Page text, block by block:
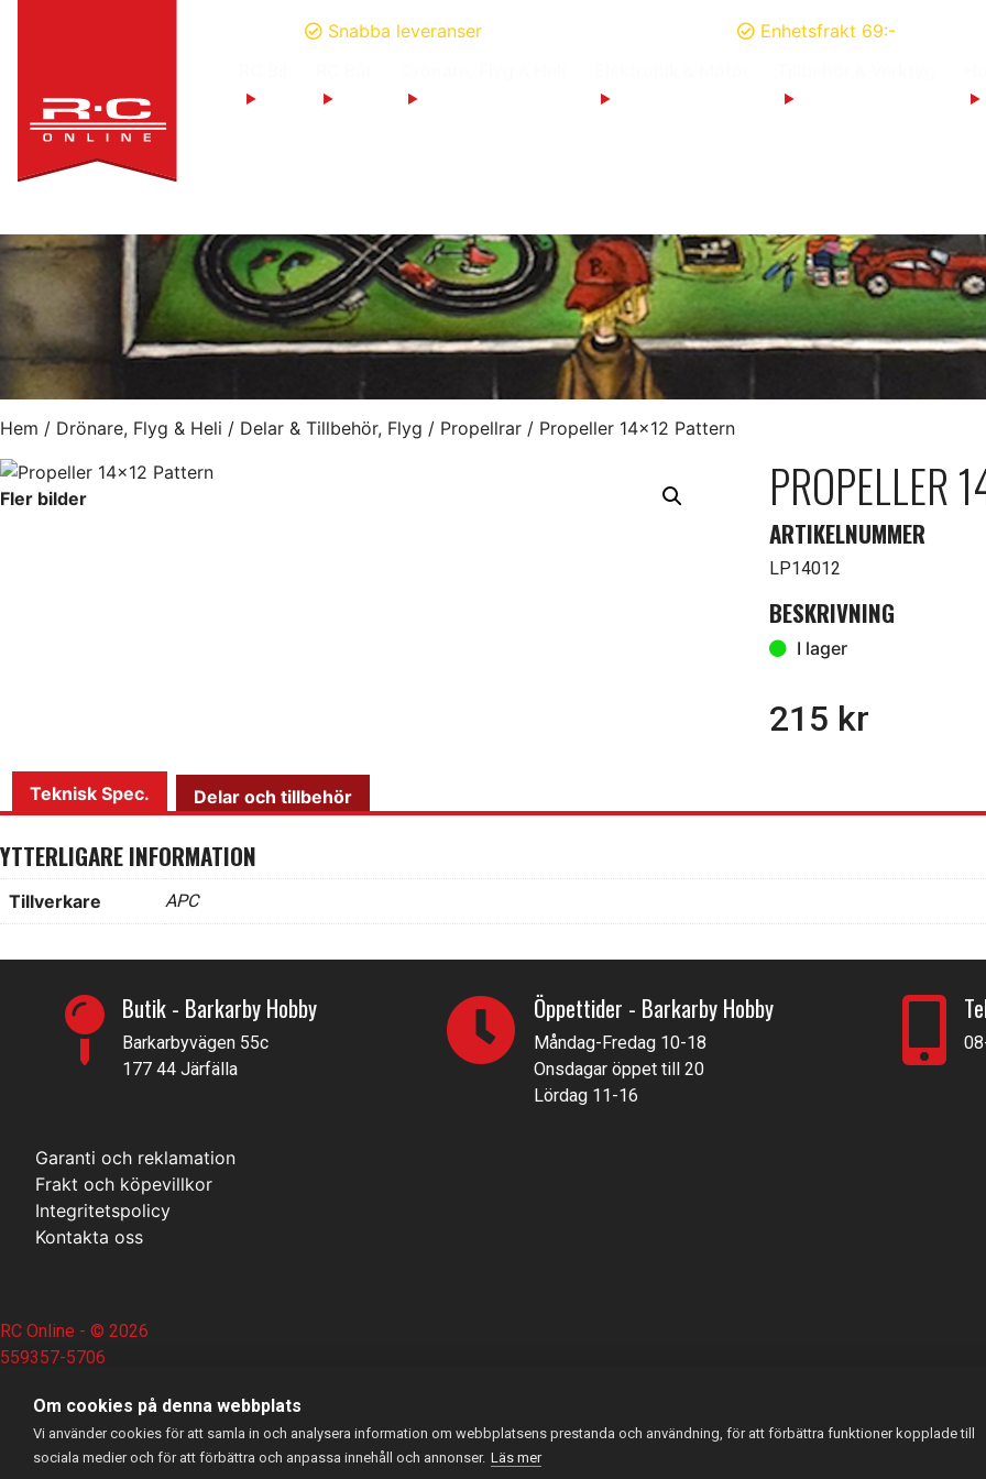
Snabba leveranser Enhetsfrakt 69:-
Hem / Drönare, Flyg & Heli / Delar & Tillbehör, Flyg / Propellrar / Propeller 14×12 Pattern
Fler bilder PROPELLER
ARTIKELNUMMER
LP14012
BESKRIVNING
I lager
215 kr
Teknisk Spec. Delar och tillbehör
YTTERLIGARE INFORMATION
Tillverkare APC
Butik - Barkarby Hobby
Barkarbyvägen 55c
177 44 Järfälla
Öppettider - Barkarby Hobby
Måndag-Fredag 10-18
Onsdagar öppet till 20
Lördag 11-16
Garanti och reklamation
Frakt och köpevillkor
Integritetspolicy
Kontakta oss
RC Online - © 2026
559357-5706
Powered byGital
Om cookies på denna webbplats
Vi använder cookies för att samla in och analysera information om webbplatsens prestanda och användning, för att förbättra funktioner kopplade till
sociala medier och för att förbättra och anpassa innehåll och annonser. Läs mer